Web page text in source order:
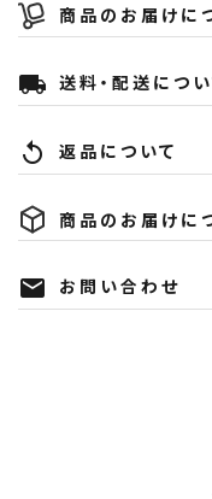
商品のお届けに
local_shipping 送料・配送につい
replay 返品について
商品のお届けに
mail お問い合わせ